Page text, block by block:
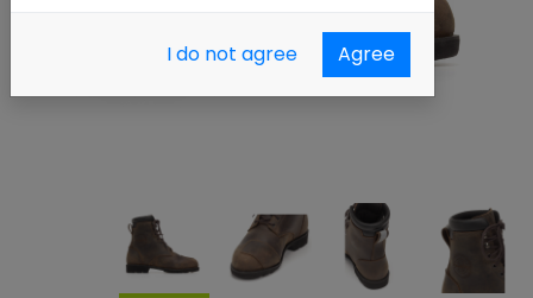
I do not agree Agree